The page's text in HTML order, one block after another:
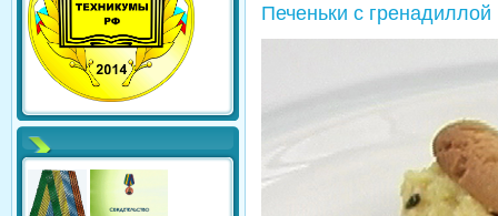
Печеньки с гренадиллой